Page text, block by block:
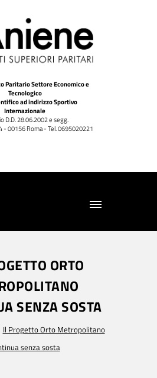
Paritario Settore Economico e
Tecnologico
ad indirizzo Sportivo
Internazionale
D.D. 28.06.2002 e segg.
- 00156 Roma - Tel. 0695020221
ORTO
SENZA SOSTA
Il Progetto Orto Metropolitano
senza sosta